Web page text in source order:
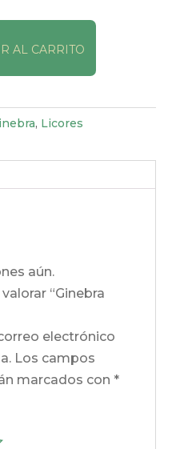
AL CARRITO
, Licores
aún.
“Ginebra
electrónico
Los campos
marcados con *